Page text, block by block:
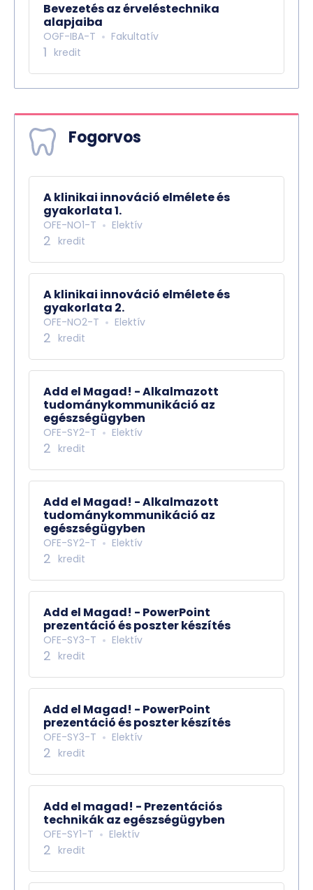
Bevezetés az érveléstechnika
alapjaiba
OGF-IBA-T Fakultatív
1 kredit
Fogorvos
A klinikai innováció elmélete és
gyakorlata 1.
OFE-NO1-T Elektív
2 kredit
A klinikai innováció elmélete és
gyakorlata 2.
OFE-NO2-T Elektív
2 kredit
Add el Magad! - Alkalmazott
tudománykommunikáció az
egészségügyben
OFE-SY2-T Elektív
2 kredit
Add el Magad! - Alkalmazott
tudománykommunikáció az
egészségügyben
OFE-SY2-T Elektív
2 kredit
Add el Magad! - PowerPoint
prezentáció és poszter készítés
OFE-SY3-T Elektív
2 kredit
Add el Magad! - PowerPoint
prezentáció és poszter készítés
OFE-SY3-T Elektív
2 kredit
Add el magad! - Prezentációs
technikák az egészségügyben
OFE-SY1-T Elektív
2 kredit